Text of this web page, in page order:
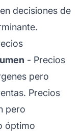
decisiones de
- Precios
pero
Precios
pero
óptimo